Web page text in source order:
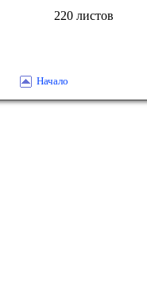
220 листов
Начало